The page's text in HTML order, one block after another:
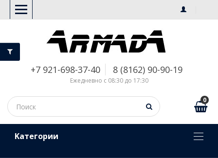
+7 921-698-37-40 8 (8162) 90-90-19
Ежедневно с 08:30 до 17:30
0
Kатегории